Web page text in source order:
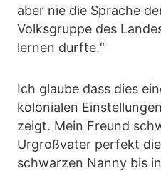
aber nie die Sprache
Volksgruppe des
lernen durfte.“
Ich glaube dass dies
kolonialen
zeigt. Mein Freund
Urgroßvater perfekt
schwarzen Nanny bis